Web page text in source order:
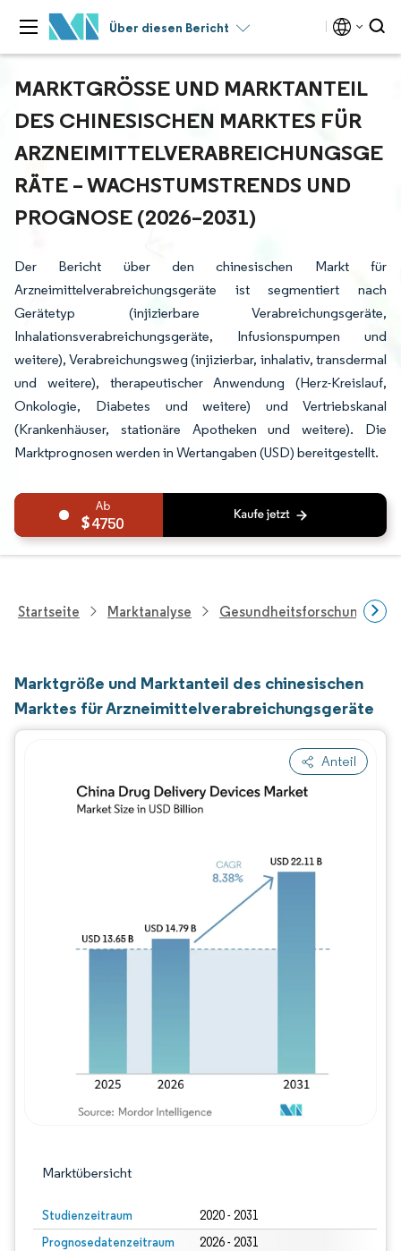
Über diesen Bericht
MARKTGRÖSSE UND MARKTANTEIL D
ES CHINESISCHEN MARKTES FÜR A
RZNEIMITTELVERABREICHUNGSGER
ÄTE – WACHSTUMSTRENDS UND P
ROGNOSE (2026–2031)
Der Bericht über den chinesischen Markt für
Arzneimittelverabreichungsgeräte ist segmentiert nach
Gerätetyp (injizierbare Verabreichungsgeräte,
Inhalationsverabreichungsgeräte, Infusionspumpen und
weitere), Verabreichungsweg (injizierbar, inhalativ, transdermal
und weitere), therapeutischer Anwendung (Herz-Kreislauf,
Onkologie, Diabetes und weitere) und Vertriebskanal
(Krankenhäuser, stationäre Apotheken und weitere). Die
Marktprognosen werden in Wertangaben (USD) bereitgestellt.
4750
Startseite Marktanalyse Gesundheitsforschung
Marktgröße und Marktanteil des chinesischen
Marktes für Arzneimittelverabreichungsgeräte
Anteil
Marktübersicht
Studienzeitraum 2020 - 2031
Prognosedatenzeitraum 2026 - 2031